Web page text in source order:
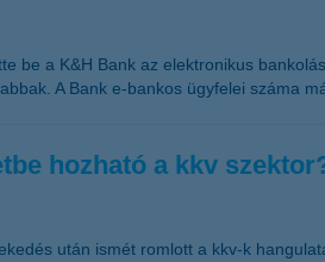
be a K&H Bank az elektronikus
A Bank e-bankos ügyfelei száma
hozható a kkv
után ismét romlott a kkv-k